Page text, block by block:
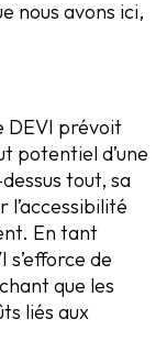
nous avons ici,
DEVI prévoit
potentiel d’une
tout, sa
En tant
s’efforce de
que les
liés aux